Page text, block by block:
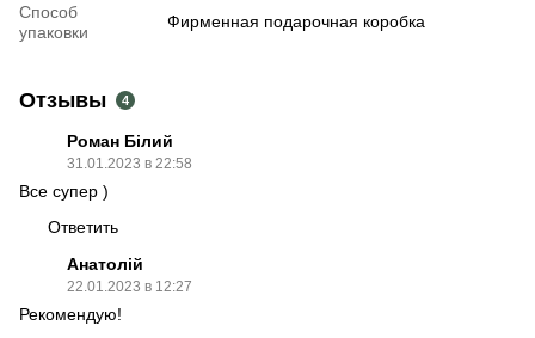
Способ
упаковки
Фирменная подарочная коробка
Отзывы 4
Роман Білий
31.01.2023 в 22:58
Все супер )
Ответить
Анатолій
22.01.2023 в 12:27
Рекомендую!